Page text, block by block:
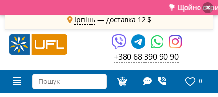
💐 Щойно ×
Ірпінь— доставка 12 $
+380 68 390 90 90
0